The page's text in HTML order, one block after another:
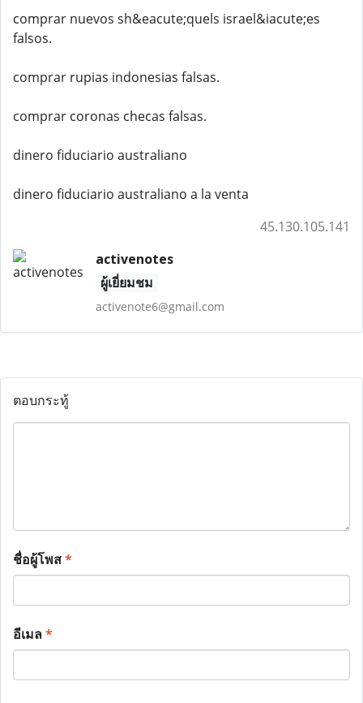
comprar nuevos sh&eacute;quels israel&iacute;es
falsos.
comprar rupias indonesias falsas.
comprar coronas checas falsas.
dinero fiduciario australiano
dinero fiduciario australiano a la venta
45.130.105.141
activenotes
ผู้เยี่ยมชม
activenote6@gmail.com
ตอบกระทู้
ชื่อผู้โพส*
อีเมล*